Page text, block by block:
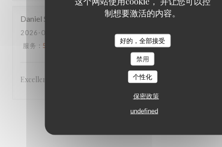
制想要激活的内容。
好的，全部接受
禁用
个性化
保密政策
undefined
Daniel S
2026-06-22
- 19:45 - 来宾 5
服务 : 5 /5 质价比: 5/5
Excellent,
3